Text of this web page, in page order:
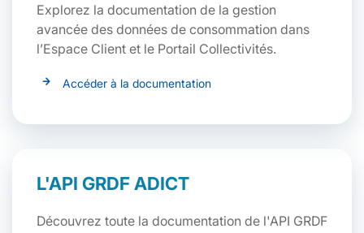
Explorez la documentation de la gestion
avancée des données de consommation dans
l’Espace Client et le Portail Collectivités.
Accéder à la documentation
L'API GRDF ADICT
Découvrez toute la documentation de l'API GRDF